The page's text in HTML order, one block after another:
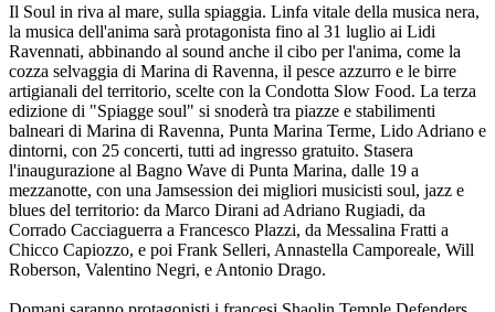
Il Soul in riva al mare, sulla spiaggia. Linfa vitale della musica nera,
la musica dell'anima sarà protagonista fino al 31 luglio ai Lidi
Ravennati, abbinando al sound anche il cibo per l'anima, come la
cozza selvaggia di Marina di Ravenna, il pesce azzurro e le birre
artigianali del territorio, scelte con la Condotta Slow Food. La terza
edizione di "Spiagge soul" si snoderà tra piazze e stabilimenti
balneari di Marina di Ravenna, Punta Marina Terme, Lido Adriano e
dintorni, con 25 concerti, tutti ad ingresso gratuito. Stasera
l'inaugurazione al Bagno Wave di Punta Marina, dalle 19 a
mezzanotte, con una Jamsession dei migliori musicisti soul, jazz e
blues del territorio: da Marco Dirani ad Adriano Rugiadi, da
Corrado Cacciaguerra a Francesco Plazzi, da Messalina Fratti a
Chicco Capiozzo, e poi Frank Selleri, Annastella Camporeale, Will
Roberson, Valentino Negri, e Antonio Drago.